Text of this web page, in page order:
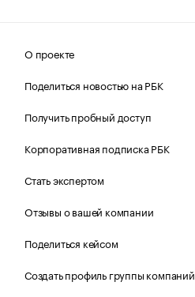
О проекте
Поделиться новостью на РБК
Получить пробный доступ
Корпоративная подписка РБК
Стать экспертом
Отзывы о вашей компании
Поделиться кейсом
Создать профиль группы компаний